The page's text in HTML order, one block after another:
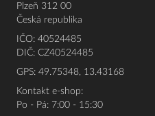
Plzeň 312 00
Česká republika
IČO: 40524485
DIČ: CZ40524485
GPS: 49.75348, 13.43168
Kontakt e-shop:
Po - Pá: 7:00 - 15:30